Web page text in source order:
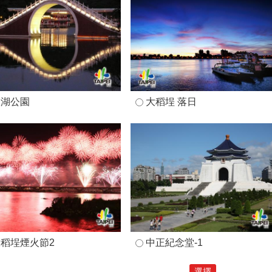
公園 大稻埕 落日
埕煙火節2 中正紀念堂-1